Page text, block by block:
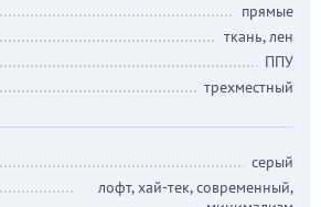
прямые
ткань, лен
ППУ
трехместный
серый
лофт, хай-тек, современный,